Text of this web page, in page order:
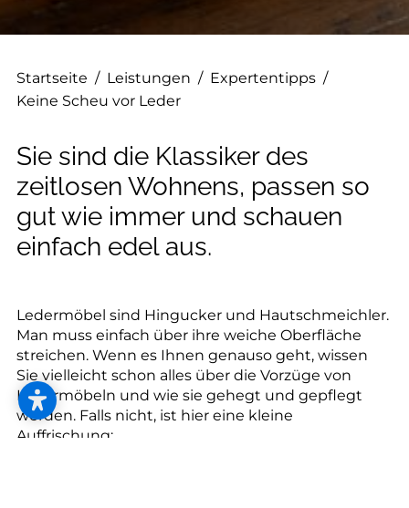
--
Startseite / Leistungen / Expertentipps /
Keine Scheu vor Leder
Sie sind die Klassiker des
zeitlosen Wohnens, passen so
gut wie immer und schauen
einfach edel aus.
Ledermöbel sind Hingucker und Hautschmeichler.
Man muss einfach über ihre weiche Oberfläche
streichen. Wenn es Ihnen genauso geht, wissen
Sie vielleicht schon alles über die Vorzüge von
Ledermöbeln und wie sie gehegt und gepflegt
werden. Falls nicht, ist hier eine kleine
Auffrischung: